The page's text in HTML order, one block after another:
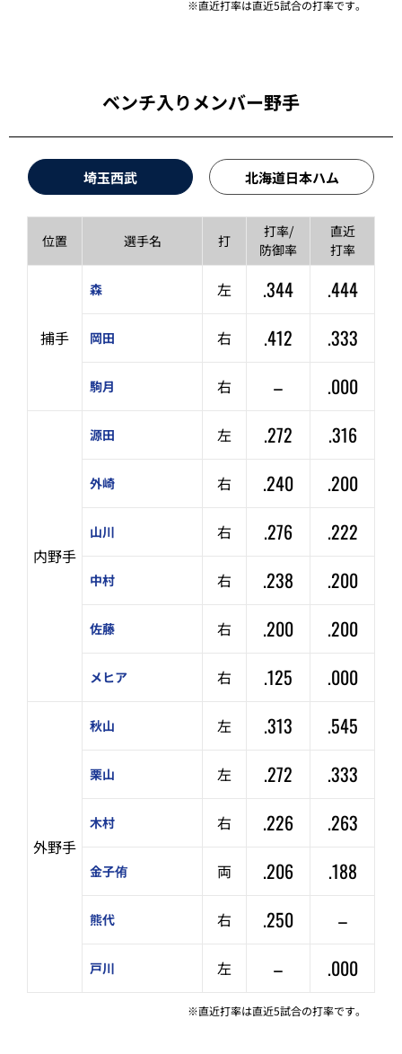
※直近打率は直近5試合の打率です。
ベンチ入りメンバー野手
埼玉西武 北海道日本ハム
位置 選手名 打
打率/
防御率
直近
打率
捕手
森 左 .344 .444
岡田 右 .412 .333
駒月 右 – .000
内野手
源田 左 .272 .316
外崎 右 .240 .200
山川 右 .276 .222
中村 右 .238 .200
佐藤 右 .200 .200
メヒア 右 .125 .000
外野手
秋山 左 .313 .545
栗山 左 .272 .333
木村 右 .226 .263
金子侑 両 .206 .188
熊代 右 .250 –
戸川 左 – .000
※直近打率は直近5試合の打率です。